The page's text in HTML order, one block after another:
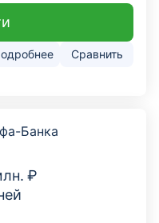
Сравнить
Банка
₽